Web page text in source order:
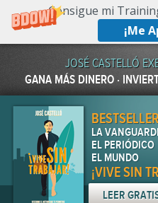
Consigue mi
¡Me
JOSÉ CASTELLÓ
GANA MÁS DINERO ·
LA
EL PERIÓDICO
EL MUNDO
¡VIVE SIN
LEER